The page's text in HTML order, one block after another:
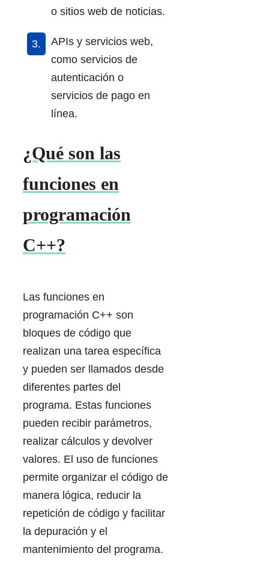
o sitios web de noticias.
APIs y servicios web,
como servicios de
autenticación o
servicios de pago en
línea.
¿Qué son las
funciones en
programación
C++?
Las funciones en
programación C++ son
bloques de código que
realizan una tarea específica
y pueden ser llamados desde
diferentes partes del
programa. Estas funciones
pueden recibir parámetros,
realizar cálculos y devolver
valores. El uso de funciones
permite organizar el código de
manera lógica, reducir la
repetición de código y facilitar
la depuración y el
mantenimiento del programa.